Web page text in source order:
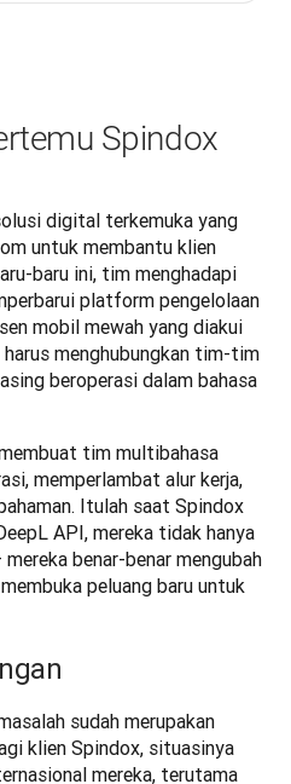
Spindox
digital terkemuka yang
untuk membantu klien
baru ini, tim menghadapi
platform pengelolaan
mobil mewah yang diakui
menghubungkan tim-tim
beroperasi dalam bahasa
tim multibahasa
memperlambat alur kerja,
Itulah saat Spindox
API, mereka tidak hanya
benar-benar mengubah
peluang baru untuk
sudah merupakan
klien Spindox, situasinya
mereka, terutama